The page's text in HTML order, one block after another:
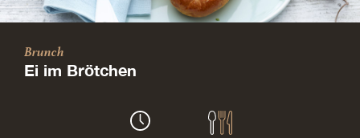
Brunch
Ei im Brötchen